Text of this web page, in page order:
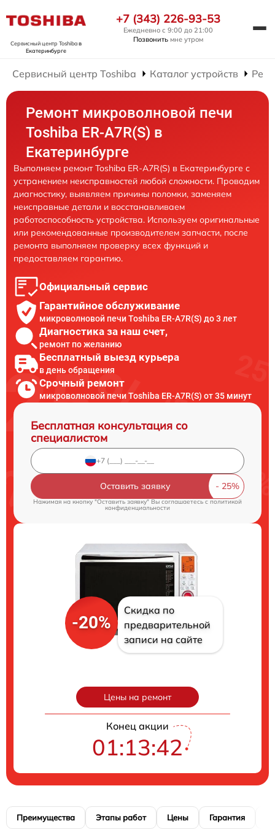
Сервисный центр Toshibaв
Екатеринбурге
+7 (343) 226-93-53
Ежедневно с 9:00 до 21:00
Позвонить мне утром
Сервисный центр Toshiba Каталог устройств
Ремонт микроволновой печи
Toshiba ER-A7R(S) в
Екатеринбурге
Выполняем ремонт Toshiba ER-A7R(S) в Екатеринбурге с
устранением неисправностей любой сложности. Проводим
диагностику, выявляем причины поломки, заменяем
неисправные детали и восстанавливаем
работоспособность устройства. Используем оригинальные
или рекомендованные производителем запчасти, после
ремонта выполняем проверку всех функций и
предоставляем гарантию.
Официальный сервис
Гарантийное обслуживание
микроволновой печи Toshiba ER-A7R(S) до 3 лет
Диагностика за наш счет,
ремонт по желанию
Бесплатный выезд курьера
в день обращения
Срочный ремонт
микроволновой печи Toshiba ER-A7R(S) от 35 минут
Бесплатная консультация со
специалистом
Оставить заявку
Нажимая на кнопку "Оставить заявку" Вы соглашаетесь cполитикой
конфиденциальности
-20%
Скидка по
предварительной
записи на сайте
Цены на ремонт
Конец акции
01:13:41
Преимущества Этапы работ Цены Гарантия